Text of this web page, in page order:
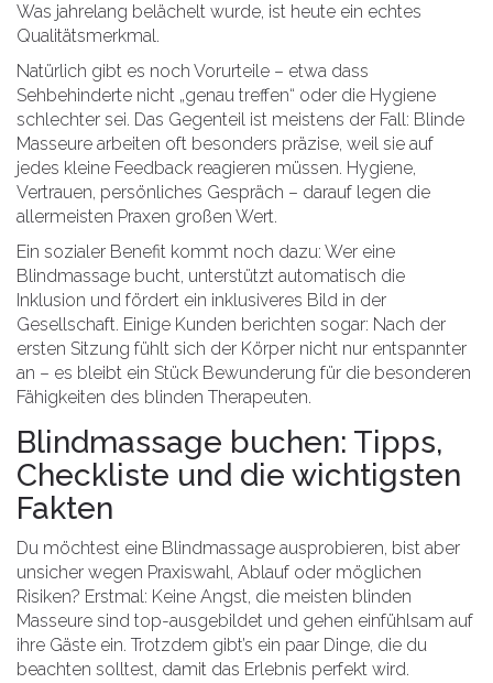
Was jahrelang belächelt wurde, ist heute ein echtes
Qualitätsmerkmal.
Natürlich gibt es noch Vorurteile – etwa dass
Sehbehinderte nicht „genau treffen“ oder die Hygiene
schlechter sei. Das Gegenteil ist meistens der Fall: Blinde
Masseure arbeiten oft besonders präzise, weil sie auf
jedes kleine Feedback reagieren müssen. Hygiene,
Vertrauen, persönliches Gespräch – darauf legen die
allermeisten Praxen großen Wert.
Ein sozialer Benefit kommt noch dazu: Wer eine
Blindmassage bucht, unterstützt automatisch die
Inklusion und fördert ein inklusiveres Bild in der
Gesellschaft. Einige Kunden berichten sogar: Nach der
ersten Sitzung fühlt sich der Körper nicht nur entspannter
an – es bleibt ein Stück Bewunderung für die besonderen
Fähigkeiten des blinden Therapeuten.
Blindmassage buchen: Tipps,
Checkliste und die wichtigsten
Fakten
Du möchtest eine Blindmassage ausprobieren, bist aber
unsicher wegen Praxiswahl, Ablauf oder möglichen
Risiken? Erstmal: Keine Angst, die meisten blinden
Masseure sind top-ausgebildet und gehen einfühlsam auf
ihre Gäste ein. Trotzdem gibt’s ein paar Dinge, die du
beachten solltest, damit das Erlebnis perfekt wird.